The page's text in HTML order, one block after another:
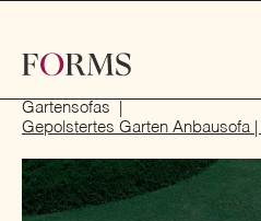
Gartensofas
Gepolstertes Garten Anbausofa |